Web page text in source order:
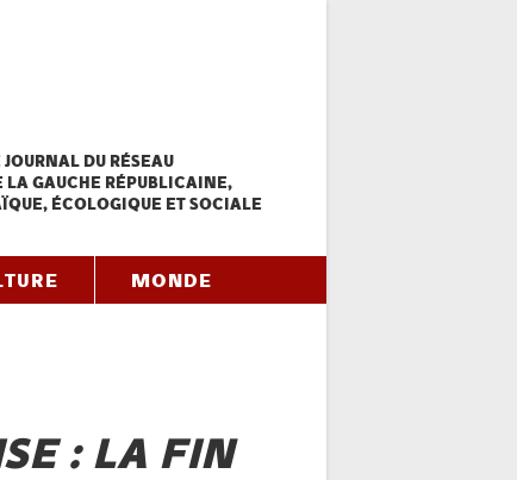
JOURNAL DU RÉSEAU
LA GAUCHE RÉPUBLICAINE,
ÉCOLOGIQUE ET SOCIALE
MONDE
: LA FIN